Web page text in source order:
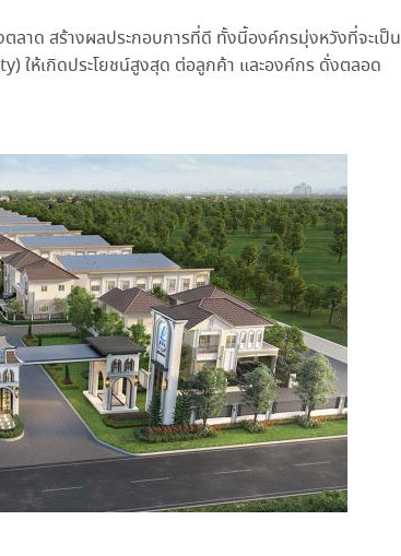
ลาด สร้างผลประกอบการที่ดี ทั้งนี้องค์กรมุ่งหวังที่จะเป็น
ให้เกิดประโยชน์สูงสุด ต่อลูกค้า และองค์กร ดั่งตลอด